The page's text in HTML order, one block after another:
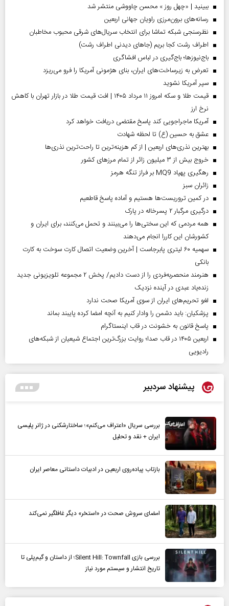
ببینید | «چهل روز » محسن چاووشی منتشر شد
رسانه‌های برون‌مرزی راویان جهانی اربعین
نظرسنجی شبکه تماشا برای انتخاب سریال‌های شرقی محبوب مخاطبان
اطراف رشت کجا بریم (جاهای دیدنی اطراف رشت)
باج‌نیوزها؛ باج‌گیری در لباس افشاگری
تعرض به زیرساخت‌های ایران، بنای هژمونی آمریکا را فرو می‌ریزد
سپر آمریکا نشوید
قیمت طلا و سکه امروز ۱۱ مرداد ۱۴۰۵ | افت قیمت طلا در بازار تهران با کاهش
نرخ ارز
آمریکا ماجراجویی کند پاسخ مقتضی دریافت خواهد کرد
عشق به حسین (ع) تا لحظه شهادت
بهترین نذری‌های اربعین | از کم هزینه‌ترین تا راحت‌ترین نذری‌ها
خروج بیش از ۳ میلیون زائر از تمام مرز‌های کشور
رهگیری پهپاد MQ9 بر فراز تنگه هرمز
‌زائران سبز
در کمین تروریست‌ها هستیم و آماده پاسخ قاطعیم
درگیری مرگبار ۲ پسرخاله در پارک
همه مردمی که این سختی‌ها را می‌بینند و تحمل می‌کنند، برای ایران و
کشورشان این کاررا انجام می‌دهند
سهمیه ۶۰ لیتری پابرجاست | آخرین وضعیت اتصال کارت سوخت به کارت
بانکی
هنرمند منحصر‌به‌فردی را از دست دادیم/ پخش ۲ مجموعه تلویزیونی جدید
زنده‌یاد عبدی در آینده نزدیک
لغو تحریم‌های ایران از سوی آمریکا صحت ندارد
پزشکیان: باید دشمن را وادار کنیم به آنچه امضا کرده پایبند بماند
پاسخ قانون به خشونت در قاب اینستاگرام
اربعین ۱۴۰۵ در قاب صدا؛ روایت بزرگ‌ترین اجتماع شیعیان از شبکه‌های
رادیویی
پیشنهاد سردبیر
بررسی سریال «اعتراف می‌کنم»؛ ساختارشکنی در ژانر پلیسی
ایران + نقد و تحلیل
بازتاب پیاده‌روی اربعین در ادبیات داستانی معاصر ایران
امضای سروش صحت در «استخر» دیگر غافلگیر نمی‌کند
بررسی بازی Silent Hill: Townfall؛ از داستان و گیم‌پلی تا
تاریخ انتشار و سیستم مورد نیاز